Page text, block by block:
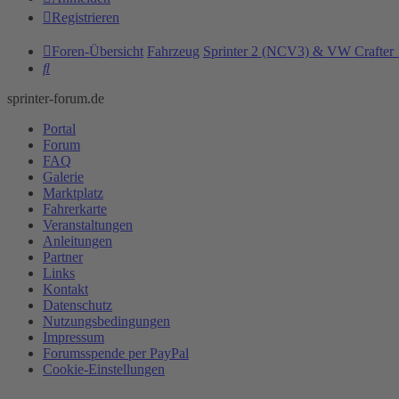
Registrieren
Foren-Übersicht Fahrzeug Sprinter 2 (NCV3) & VW Crafter
Suche
sprinter-forum.de
Portal
Forum
FAQ
Galerie
Marktplatz
Fahrerkarte
Veranstaltungen
Anleitungen
Partner
Links
Kontakt
Datenschutz
Nutzungsbedingungen
Impressum
Forumsspende per PayPal
Cookie-Einstellungen